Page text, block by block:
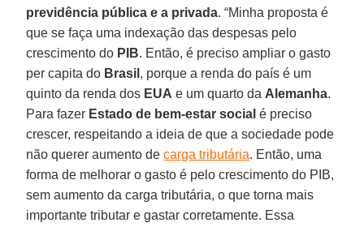
previdência pública e a privada. “Minha proposta é
que se faça uma indexação das despesas pelo
crescimento do PIB. Então, é preciso ampliar o gasto
per capita do Brasil , porque a renda do país é um
quinto da renda dos EUA e um quarto da Alemanha.
Para fazer Estado de bem-estar social é preciso
crescer, respeitando a ideia de que a sociedade pode
não querer aumento decarga tributária. Então, uma
forma de melhorar o gasto é pelo crescimento do PIB,
sem aumento da carga tributária, o que torna mais
importante tributar e gastar corretamente. Essa